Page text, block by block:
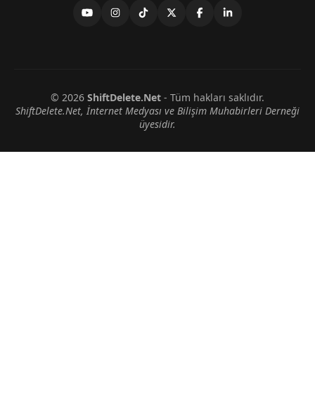
© 2026 ShiftDelete.Net - Tüm hakları saklıdır.
ShiftDelete.Net, İnternet Medyası ve Bilişim Muhabirleri Derneği
üyesidir.